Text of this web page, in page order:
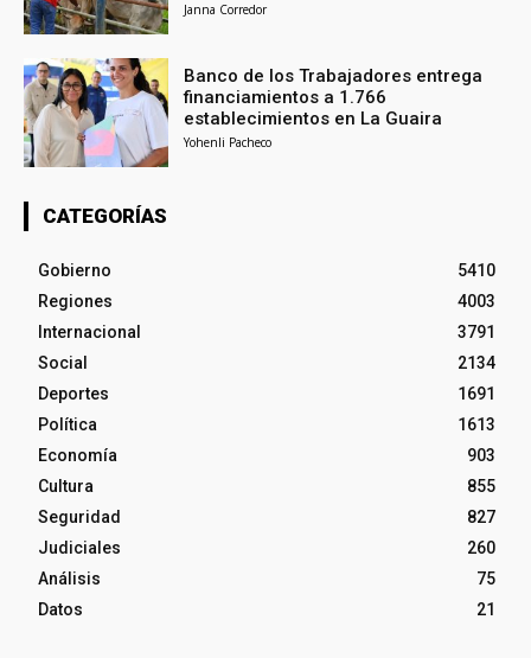
Janna Corredor
Banco de los Trabajadores entrega
financiamientos a 1.766
establecimientos en La Guaira
Yohenli Pacheco
CATEGORÍAS
Gobierno
5410
Regiones
4003
Internacional
3791
Social
2134
Deportes
1691
Política
1613
Economía
903
Cultura
855
Seguridad
827
Judiciales
260
Análisis
75
Datos
21